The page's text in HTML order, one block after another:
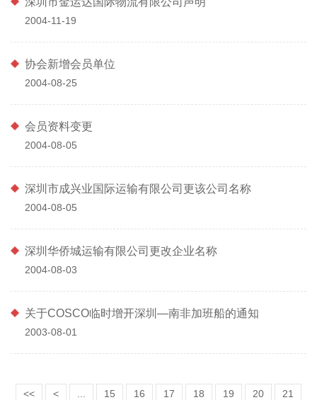
2004-11-19
协会新增会员单位
2004-08-25
会员资料变更
2004-08-05
深圳市成兴业国际运输有限公司更该公司名称
2004-08-05
深圳华侨城运输有限公司更改企业名称
2004-08-03
关于COSCO临时增开深圳—南非加班船的通知
2003-08-01
<< < 15 16 17 18 19 20 21